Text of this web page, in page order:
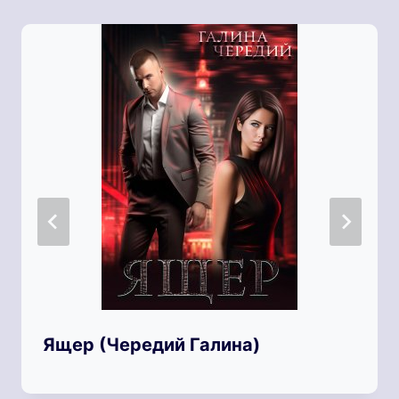
Ящер (Чередий Галина)